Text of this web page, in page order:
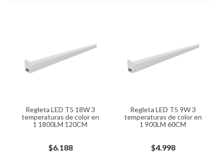
Regleta LED T5 18W 3
temperaturas de color en
1 1800LM 120CM
Precio
$6.188
Regleta LED T5 9W 3
temperaturas de color en
1 900LM 60CM
Precio
$4.998